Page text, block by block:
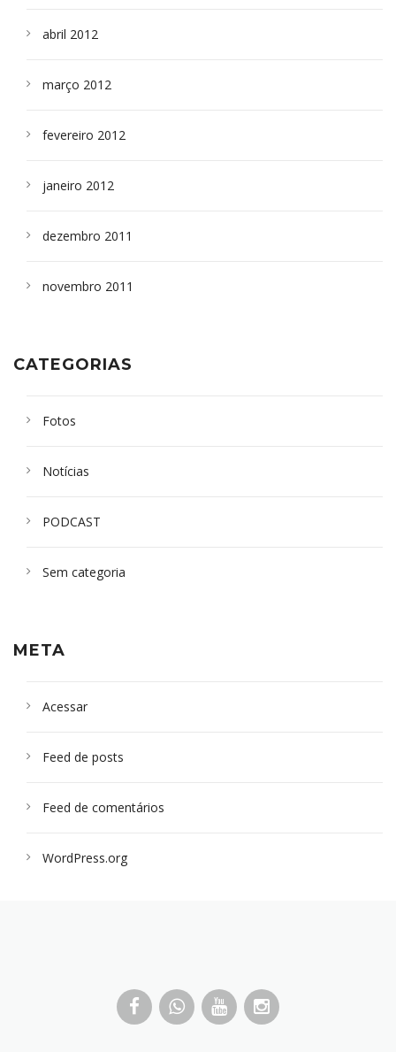
abril 2012
março 2012
fevereiro 2012
janeiro 2012
dezembro 2011
novembro 2011
CATEGORIAS
Fotos
Notícias
PODCAST
Sem categoria
META
Acessar
Feed de posts
Feed de comentários
WordPress.org